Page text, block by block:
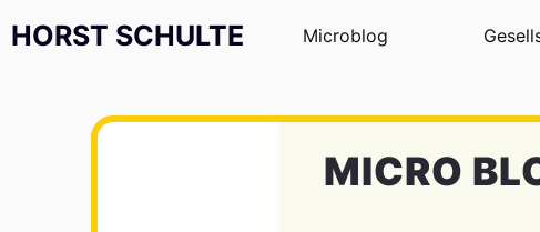
HORST SCHULTE Microblog
MICRO